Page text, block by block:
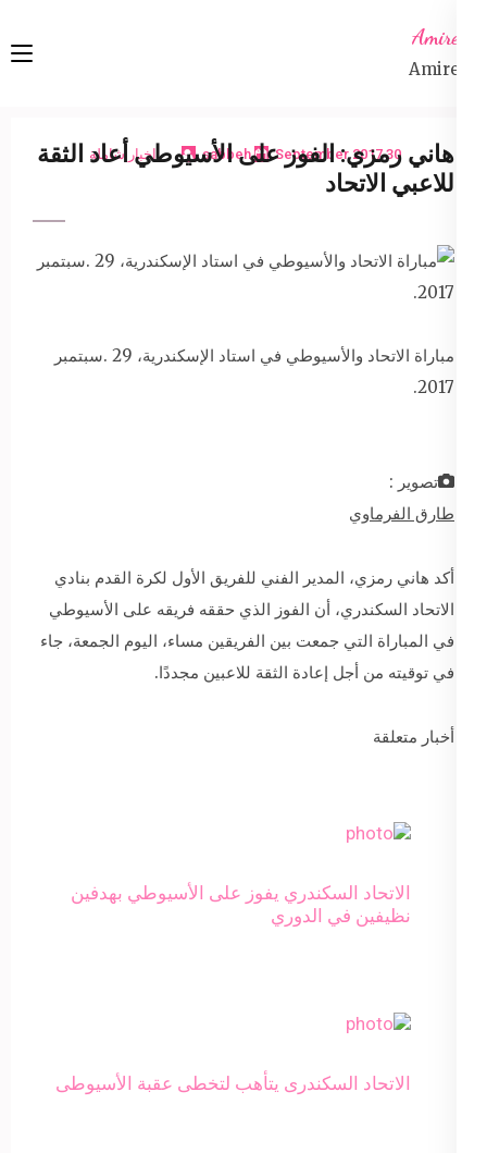
content
Enter)
Amireta
Amireta
30 September 2017
sabbeh اخبار شاملة
هاني رمزي: الفوز على الأسيوطي أعاد الثقة
للاعبي الاتحاد
مباراة الاتحاد والأسيوطي في استاد الإسكندرية، 29 .سبتمبر
2017.
تصوير :
طارق الفرماوي
أكد هاني رمزي، المدير الفني للفريق الأول لكرة القدم بنادي
الاتحاد السكندري، أن الفوز الذي حققه فريقه على الأسيوطي
في المباراة التي جمعت بين الفريقين مساء، اليوم الجمعة، جاء
في توقيته من أجل إعادة الثقة للاعبين مجددًا.
أخبار متعلقة
الاتحاد السكندري يفوز على الأسيوطي بهدفين
نظيفين في الدوري
الاتحاد السكندرى يتأهب لتخطى عقبة الأسيوطى